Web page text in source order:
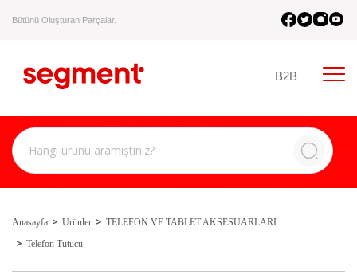
Bütünü Oluşturan Parçalar.
B2B
Anasayfa Ürünler
TELEFON VE TABLET AKSESUARLARI
Telefon Tutucu